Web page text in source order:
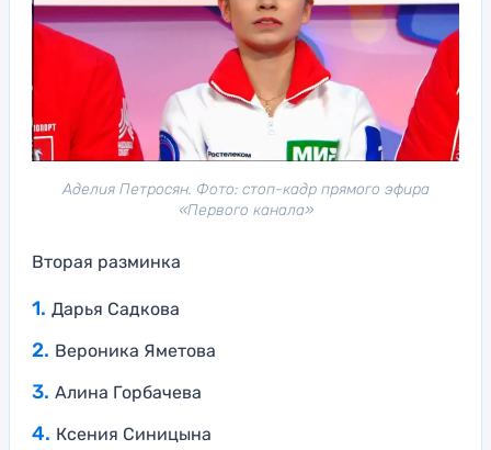
Аделия Петросян. Фото: стоп-кадр прямого эфира
«Первого канала»
Вторая разминка
Дарья Садкова
Вероника Яметова
Алина Горбачева
Ксения Синицына